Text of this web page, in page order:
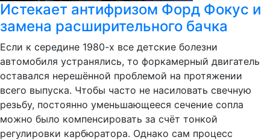
Истекает антифризом Форд Фокус и
замена расширительного бачка
Если к середине 1980-х все детские болезни
автомобиля устранялись, то форкамерный двигатель
оставался нерешённой проблемой на протяжении
всего выпуска. Чтобы часто не насиловать свечную
резьбу, постоянно уменьшающееся сечение сопла
можно было компенсировать за счёт тонкой
регулировки карбюратора. Однако сам процесс